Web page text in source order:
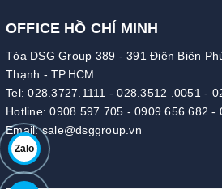
Zalo
OFFICE HỒ CHÍ MINH
Tòa DSG Group 389 - 391 Điện Biên
Thạnh - TP.HCM
Tel:028.3727.1111 -028.3512 .0051 -
Hotline:0908 597 705 - 0909 656 682 -
Email:sale@dsggroup.vn